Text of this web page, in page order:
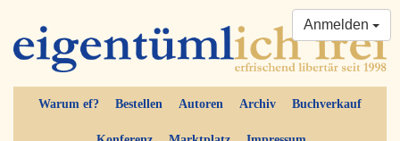
Warum ef? Bestellen Autoren Archiv Buchverkauf
Anmelden